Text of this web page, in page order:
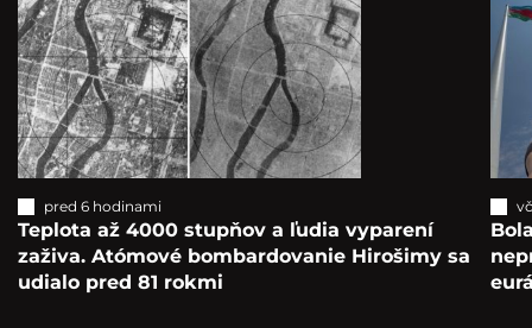
pred 6 hodinami
Teplota až 4000 stupňov a ľudia vyparení
zaživa. Atómové bombardovanie Hirošimy sa
udialo pred 81 rokmi